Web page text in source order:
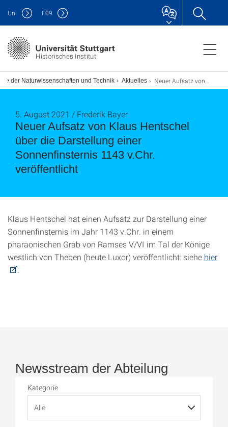
Historisches Institut
Uni F09
der Naturwissenschaften und Technik Aktuelles Neuer Aufsatz von Klaus Hentschel über die Darstellung einer Sonnenfinsternis 1143 v.Chr. veröffentlicht
Neuer Aufsatz von Klaus Hentschel
über die Darstellung einer
Sonnenfinsternis 1143 v.Chr.
veröffentlicht
5. August 2021 / Frederik Bayer
Klaus Hentschel hat einen Aufsatz zur Darstellung einer
Sonnenfinsternis im Jahr 1143 v.Chr. in einem
pharaonischen Grab von Ramses V/VI im Tal der Könige
westlich von Theben (heute Luxor) veröffentlicht: siehe hier
Newsstream der Abteilung
Kategorie